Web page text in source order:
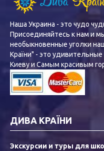
Наша Украина - это чудо
Присоединяйтесь к нам и
необыкновенные уголки
Країни" - это
Киеву и Самым красивым
ДИВА КРАЇНИ
Экскурсии и туры для